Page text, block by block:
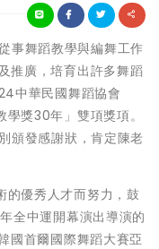
事舞蹈教學與編舞工作
推廣，培育出許多舞蹈
中華民國舞蹈協會
學獎30年」雙項獎項。
頒發感謝狀，肯定陳老
的優秀人才而努力，鼓
全中運開幕演出導演的
國首爾國際舞蹈大賽亞